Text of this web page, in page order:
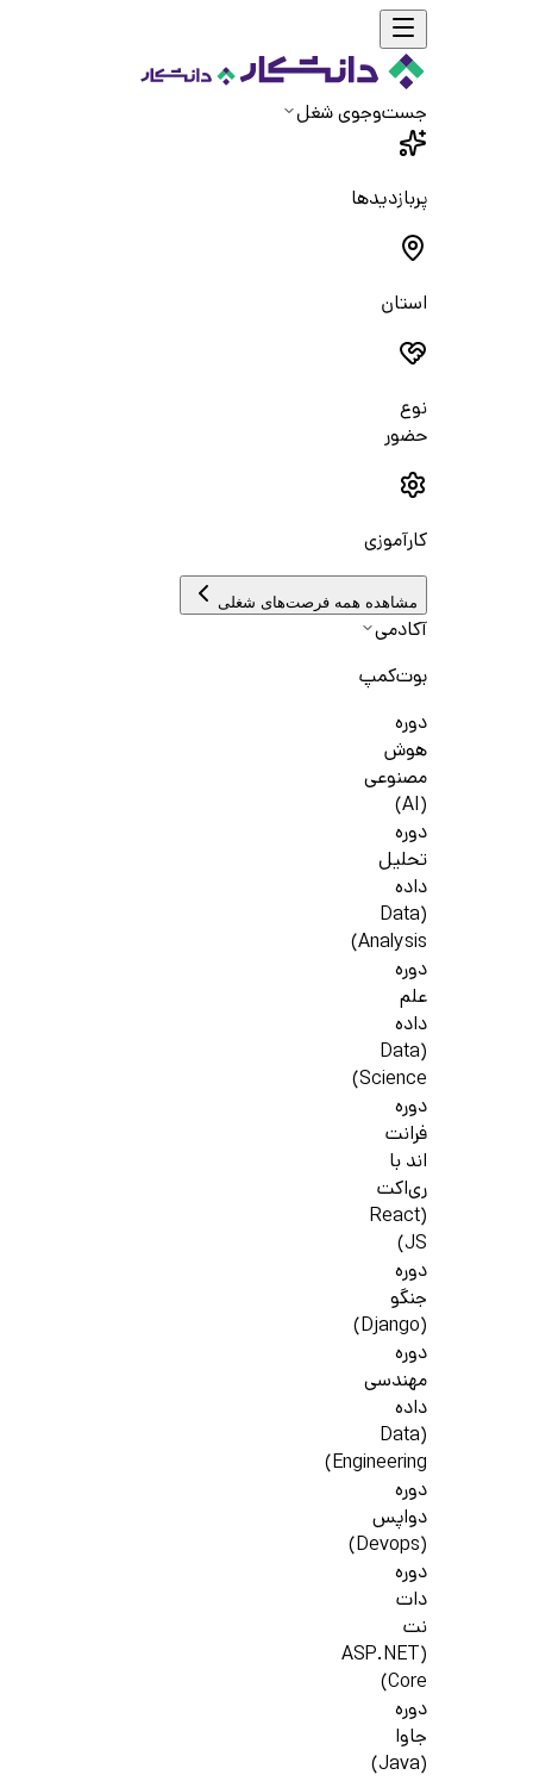
جست‌و‌جوی شغل
پربازدیدها
استان
نوع
حضور
کارآموزی
مشاهده همه فرصت‌های شغلی
آکادمی
بوت‌کمپ
دوره
هوش
مصنوعی
(AI)
دوره
تحلیل
داده
(Data
Analysis)
دوره
علم
داده
(Data
Science)
دوره
فرانت
اند با
ری‌اکت
(React
JS)
دوره
جنگو
(Django)
دوره
مهندسی
داده
(Data
Engineering)
دوره
دواپس
(Devops)
دوره
دات
نت
(ASP.NET
Core)
دوره
جاوا
(Java)